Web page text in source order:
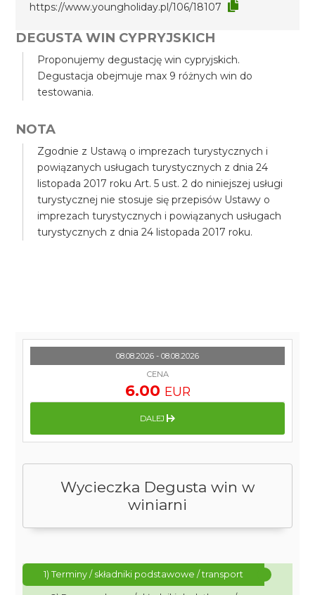
https://www.youngholiday.pl/106/18107
DEGUSTA WIN CYPRYJSKICH
Proponujemy degustację win cypryjskich.
Degustacja obejmuje max 9 różnych win do
testowania.
NOTA
Zgodnie z Ustawą o imprezach turystycznych i
powiązanych usługach turystycznych z dnia 24
listopada 2017 roku Art. 5 ust. 2 do niniejszej usługi
turystycznej nie stosuje się przepisów Ustawy o
imprezach turystycznych i powiązanych usługach
turystycznych z dnia 24 listopada 2017 roku.
Wycieczka Degusta win w
winiarni
1) Terminy / składniki podstawowe / transport
08.08.2026 - 08.08.2026
CENA
6.00 EUR
DALEJ